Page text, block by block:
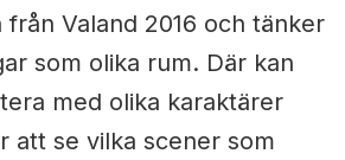
Valand 2016 och tänker
som olika rum. Där kan
med olika karaktärer
att se vilka scener som